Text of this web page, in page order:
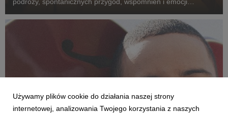
podróży, spontanicznych przygód, wspomnień i emocji
z kolorowych bloków na największe festiwale w kra...
Używamy plików cookie do działania naszej strony
internetowej, analizowania Twojego korzystania z naszych